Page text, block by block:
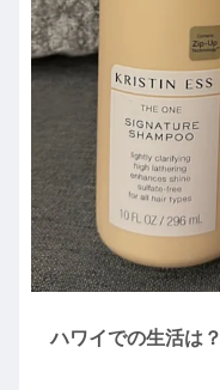
ハワイでの生活は？